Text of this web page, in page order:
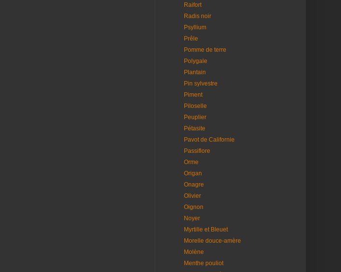
Raifort
Radis noir
Psyllium
Prêle
Pomme de terre
Polygale
Plantain
Pin sylvestre
Piment
Piloselle
Peuplier
Pétasite
Pavot de Californie
Passiflore
Orme
Origan
Onagre
Olivier
Oignon
Noyer
Myrtille et Bleuet
Morelle douce-amère
Molène
Menthe pouliot